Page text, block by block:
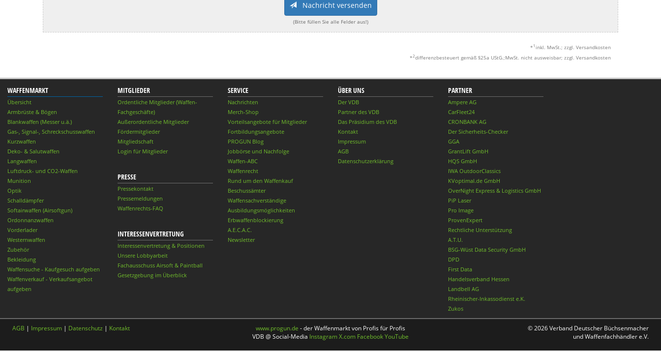
Nachricht versenden
(Bitte füllen Sie alle Felder aus!)
* 1 inkl. MwSt.; zzgl. Versandkosten
*2differenzbesteuert gemäß §25a UStG.;MwSt. nicht ausweisbar; zzgl. Versandkosten
WAFFENMARKT
Übersicht
Armbrüste & Bögen
Blankwaffen (Messer u.ä.)
Gas-, Signal-, Schreckschusswaffen
Kurzwaffen
Deko- & Salutwaffen
Langwaffen
Luftdruck- und CO2-Waffen
Munition
Optik
Schalldämpfer
Softairwaffen (Airsoftgun)
Ordonnanzwaffen
Vorderlader
Westernwaffen
Zubehör
Bekleidung
Waffensuche - Kaufgesuch aufgeben
Waffenverkauf - Verkaufsangebot
aufgeben
MITGLIEDER
Ordentliche Mitglieder (Waffen-
Fachgeschäfte)
Außerordentliche Mitglieder
Fördermitglieder
Mitgliedschaft
Login für Mitglieder
PRESSE
Pressekontakt
Pressemeldungen
Waffenrechts-FAQ
INTERESSENVERTRETUNG
Interessenvertretung & Positionen
Unsere Lobbyarbeit
Fachausschuss Airsoft & Paintball
Gesetzgebung im Überblick
SERVICE
Nachrichten
Merch-Shop
Vorteilsangebote für Mitglieder
Fortbildungsangebote
PROGUN Blog
Jobbörse und Nachfolge
Waffen-ABC
Waffenrecht
Rund um den Waffenkauf
Beschussämter
Waffensachverständige
Ausbildungsmöglichkeiten
Erbwaffenblockierung
A.E.C.A.C.
Newsletter
ÜBER UNS
Der VDB
Partner des VDB
Das Präsidium des VDB
Kontakt
Impressum
AGB
Datenschutzerklärung
PARTNER
Ampere AG
CarFleet24
CRONBANK AG
Der Sicherheits-Checker
GGA
GrantLift GmbH
HQS GmbH
IWA OutdoorClassics
KVoptimal.de GmbH
OverNight Express & Logistics GmbH
PiP Laser
Pro Image
ProvenExpert
Rechtliche Unterstützung
A.T.U.
BSG-Wüst Data Security GmbH
DPD
First Data
Handelsverband Hessen
Landbell AG
Rheinischer-Inkassodienst e.K.
Zukos
AGB | Impressum | Datenschutz | Kontakt www.progun.de - der Waffenmarkt von Profis für Profis
VDB @ Social-Media InstagramX.com FacebookYouTube
© 2026 Verband Deutscher Büchsenmacher
und Waffenfachhändler e.V.